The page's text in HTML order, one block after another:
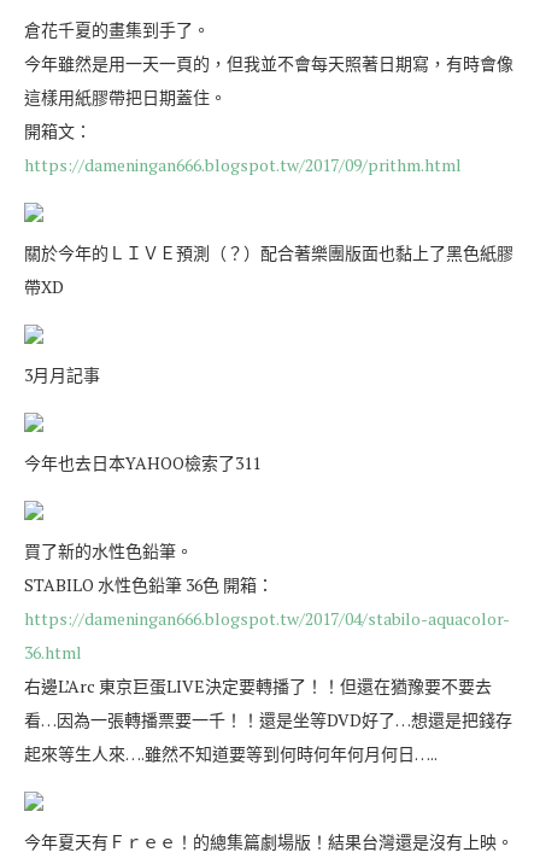
倉花千夏的畫集到手了。
今年雖然是用一天一頁的，但我並不會每天照著日期寫，有時會像
這樣用紙膠帶把日期蓋住。
開箱文：
https://dameningan666.blogspot.tw/2017/09/prithm.html
關於今年的ＬＩＶＥ預測（？）配合著樂團版面也黏上了黑色紙膠
帶XD
3月月記事
今年也去日本YAHOO檢索了311
買了新的水性色鉛筆。
STABILO 水性色鉛筆 36色 開箱：
https://dameningan666.blogspot.tw/2017/04/stabilo-aquacolor-
36.html
右邊L’Arc 東京巨蛋LIVE決定要轉播了！！但還在猶豫要不要去
看…因為一張轉播票要一千！！還是坐等DVD好了…想還是把錢存
起來等生人來….雖然不知道要等到何時何年何月何日…..
今年夏天有Ｆｒｅｅ！的總集篇劇場版！結果台灣還是沒有上映。